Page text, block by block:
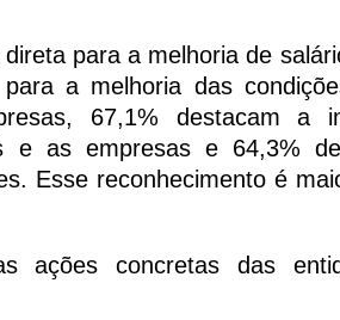
para a melhoria de
a melhoria das
67,1% destacam a
e as empresas e 64,3%
Esse reconhecimento é
ações concretas das